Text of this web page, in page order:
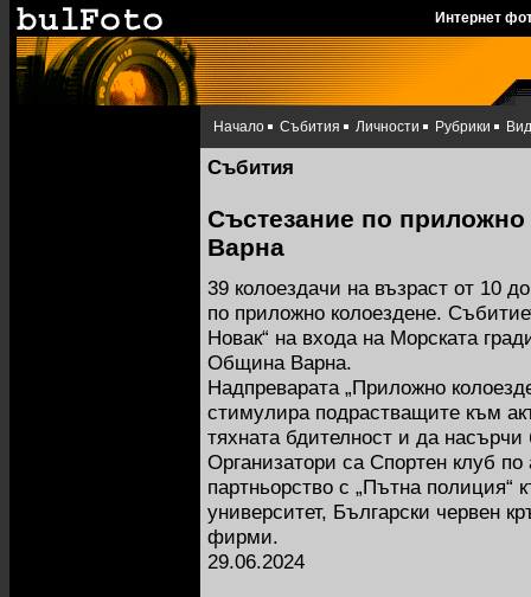
Интернет
Начало Събития Личности Рубрики
Събития
Състезание по
Варна
39 колоездачи на възраст от 10
по приложно колоездене.
Новак“ на входа на Морската
Община Варна.
Надпреварата „Приложно
стимулира подрастващите към
тяхната бдителност и да
Организатори са Спортен клуб
партньорство с „Пътна
университет, Български червен
фирми.
29.06.2024